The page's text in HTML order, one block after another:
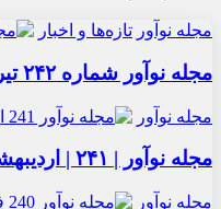
مجله نوآور تازه‌ها و اخبار
مجله نوآور شماره ۲۴۲ تیر ۱۴۰۵ منتشر شد
مجله نوآور
مجله نوآور | ۲۴۱ | اردیبهشت و خرداد ۱۴۰۵
مجله نوآور